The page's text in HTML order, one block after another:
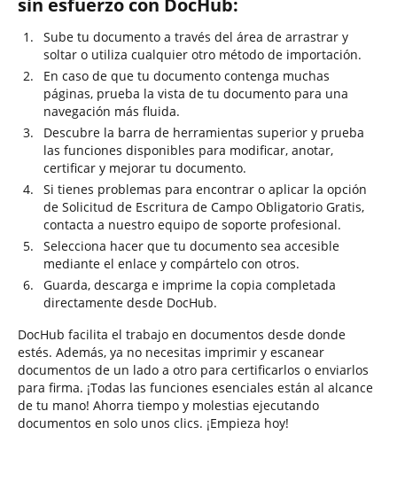
sin esfuerzo con DocHub:
Sube tu documento a través del área de arrastrar y
soltar o utiliza cualquier otro método de importación.
En caso de que tu documento contenga muchas
páginas, prueba la vista de tu documento para una
navegación más fluida.
Descubre la barra de herramientas superior y prueba
las funciones disponibles para modificar, anotar,
certificar y mejorar tu documento.
Si tienes problemas para encontrar o aplicar la opción
de Solicitud de Escritura de Campo Obligatorio Gratis,
contacta a nuestro equipo de soporte profesional.
Selecciona hacer que tu documento sea accesible
mediante el enlace y compártelo con otros.
Guarda, descarga e imprime la copia completada
directamente desde DocHub.
DocHub facilita el trabajo en documentos desde donde
estés. Además, ya no necesitas imprimir y escanear
documentos de un lado a otro para certificarlos o enviarlos
para firma. ¡Todas las funciones esenciales están al alcance
de tu mano! Ahorra tiempo y molestias ejecutando
documentos en solo unos clics. ¡Empieza hoy!